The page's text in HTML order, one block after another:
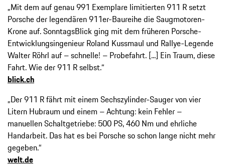
„Mit dem auf genau 991 Exemplare limitierten 911 R setzt
Porsche der legendären 911er-Baureihe die Saugmotoren-
Krone auf. SonntagsBlick ging mit dem früheren Porsche-
Entwicklungsingenieur Roland Kussmaul und Rallye-Legende
Walter Röhrl auf – schnelle! – Probefahrt. [...] Ein Traum, diese
Fahrt. Wie der 911 R selbst.“
blick.ch
„Der 911 R fährt mit einem Sechszylinder-Sauger von vier
Litern Hubraum und einem – Achtung: kein Fehler –
manuellen Schaltgetriebe: 500 PS, 460 Nm und ehrliche
Handarbeit. Das hat es bei Porsche so schon lange nicht mehr
gegeben.“
welt.de